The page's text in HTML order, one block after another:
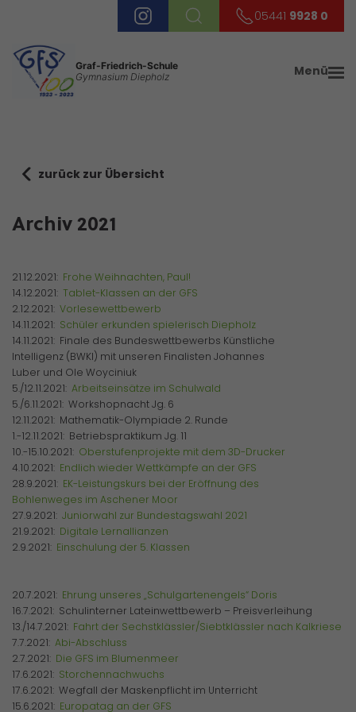
05441 9928 0
Graf-Friedrich-Schule
Gymnasium Diepholz
Menü
zurück zur Übersicht
Archiv 2021
21.12.2021: Frohe Weihnachten, Paul!
14.12.2021: Tablet-Klassen an der GFS
2.12.2021: Vorlesewettbewerb
14.11.2021: Schüler erkunden spielerisch Diepholz
14.11.2021: Finale des Bundeswettbewerbs Künstliche
Intelligenz (BWKI) mit unseren Finalisten Johannes
Luber und Ole Woyciniuk
5./12.11.2021: Arbeitseinsätze im Schulwald
5./6.11.2021: Workshopnacht Jg. 6
12.11.2021: Mathematik-Olympiade 2. Runde
1.-12.11.2021: Betriebspraktikum Jg. 11
10.-15.10.2021: Oberstufenprojekte mit dem 3D-Drucker
4.10.2021: Endlich wieder Wettkämpfe an der GFS
28.9.2021: EK-Leistungskurs bei der Eröffnung des
Bohlenweges im Aschener Moor
27.9.2021: Juniorwahl zur Bundestagswahl 2021
21.9.2021: Digitale Lernallianzen
2.9.2021: Einschulung der 5. Klassen
20.7.2021: Ehrung unseres „Schulgartenengels“ Doris
16.7.2021: Schulinterner Lateinwettbewerb – Preisverleihung
13./14.7.2021: Fahrt der Sechstklässler/Siebtklässler nach Kalkriese
7.7.2021: Abi-Abschluss
2.7.2021: Die GFS im Blumenmeer
17.6.2021: Storchennachwuchs
17.6.2021: Wegfall der Maskenpflicht im Unterricht
15.6.2021: Europatag an der GFS